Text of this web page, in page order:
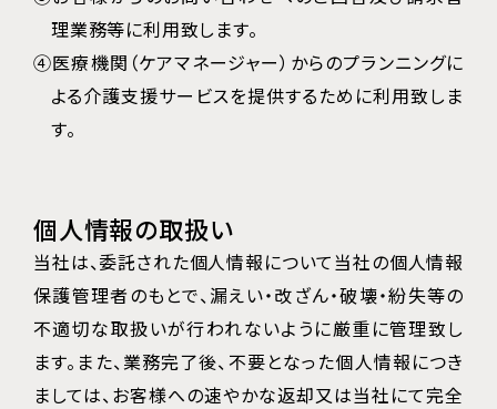
理業務等に利用致します。
④医療機関（ケアマネージャー）からのプランニングに
よる介護支援サービスを提供するために利用致しま
す。
個人情報の取扱い
当社は、委託された個人情報について当社の個人情報
保護管理者のもとで、漏えい・改ざん・破壊・紛失等の
不適切な取扱いが行われないように厳重に管理致し
ます。また、業務完了後、不要となった個人情報につき
ましては、お客様への速やかな返却又は当社にて完全